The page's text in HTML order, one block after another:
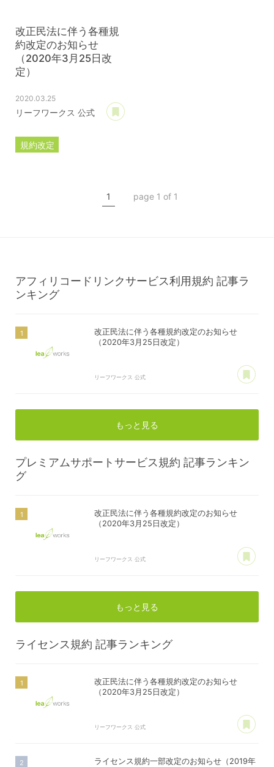
改正民法に伴う各種規
約改定のお知らせ
（2020年3月25日改
定）
2020.03.25
リーフワークス 公式
規約改定
1 page 1 of 1
アフィリコードリンクサービス利用規約 記事ラ
ンキング
改正民法に伴う各種規約改定のお知らせ
（2020年3月25日改定）
リーフワークス 公式
もっと見る
プレミアムサポートサービス規約 記事ランキン
グ
改正民法に伴う各種規約改定のお知らせ
（2020年3月25日改定）
リーフワークス 公式
もっと見る
ライセンス規約 記事ランキング
改正民法に伴う各種規約改定のお知らせ
（2020年3月25日改定）
リーフワークス 公式
ライセンス規約一部改定のお知らせ（2019年